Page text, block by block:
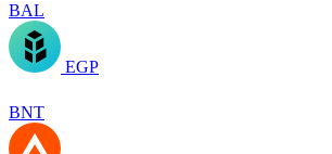
BAL
EGP
BNT